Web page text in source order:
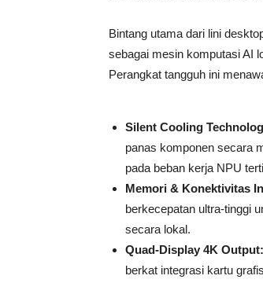
Bintang utama dari lini
sebagai mesin komputasi AI
Perangkat tangguh ini
Silent Cooling
panas komponen secara
pada beban kerja NPU
Memori & Konektivitas
berkecepatan ultra-tinggi
secara lokal.
Quad-Display 4K Output:
berkat integrasi kartu